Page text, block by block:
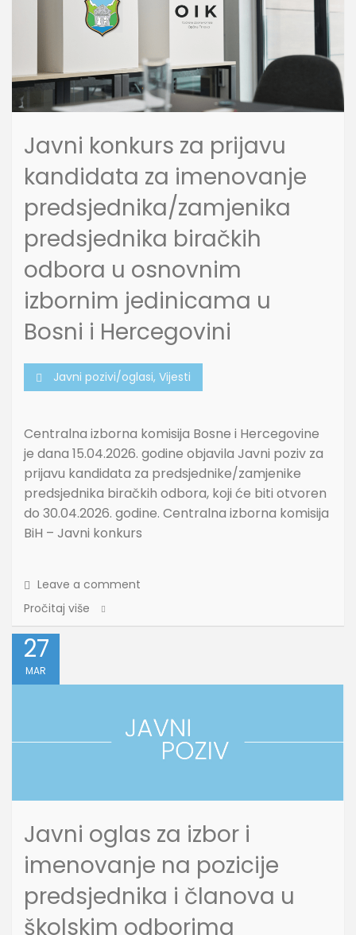
Javni konkurs za prijavu
kandidata za imenovanje
predsjednika/zamjenika
predsjednika biračkih
odbora u osnovnim
izbornim jedinicama u
Bosni i Hercegovini
Javni pozivi/oglasi, Vijesti
Centralna izborna komisija Bosne i Hercegovine
je dana 15.04.2026. godine objavila Javni poziv za
prijavu kandidata za predsjednike/zamjenike
predsjednika biračkih odbora, koji će biti otvoren
do 30.04.2026. godine. Centralna izborna komisija
BiH – Javni konkurs
Leave a comment
Pročitaj više
27
MAR
Javni oglas za izbor i
imenovanje na pozicije
predsjednika i članova u
školskim odborima